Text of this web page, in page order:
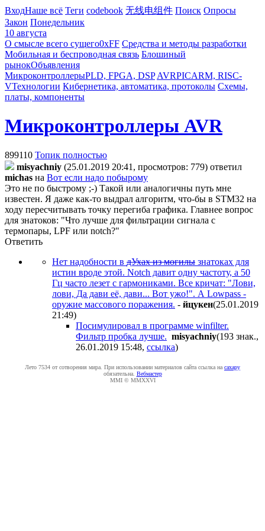
ВходНаше всё Теги codebook 无线电组件 Поиск Опросы
Закон Понедельник
10 августа
О смысле всего сущего0xFF Средства и методы разработки
Мобильная и беспроводная связь Блошиный
рынокОбъявления
МикроконтроллерыPLD, FPGA, DSP AVRPICARM, RISC-
VТехнологии Кибернетика, автоматика, протоколы Схемы,
платы, компоненты
Микроконтроллеры AVR
899110 Топик полностью
misyachniy (25.01.2019 20:41, просмотров: 779) ответил
michas на Вот если надо побырому
Это не по быстрому ;-) Такой или аналогичны путь мне
известен. Я даже как-то выдрал алгоритм, что-бы в STM32 на
ходу пересчитывать точку перегиба графика. Главнее вопрос
для знатоков: "Что лучше для фильтрации сигнала с
термопары, LPF или notch?"
Ответить
Нет надобности в дУхах из могилы знатоках для
истин вроде этой. Notch давит одну частоту, а 50
Гц часто лезет с гармониками. Все кричат: "Лови,
лови, Да дави её, дави... Вот ужо!". А Lowpass -
оружие массового поражения. - йцукен(25.01.2019
21:49)
Посимулировал в программе winfilter.
Фильтр пробка лучше. misyachniy(193 знак.,
26.01.2019 15:48, ссылка)
Лето 7534 от сотворения мира. При использовании материалов сайта ссылка на caxapу
обязательна. Вебмастер
MMI © MMXXVI